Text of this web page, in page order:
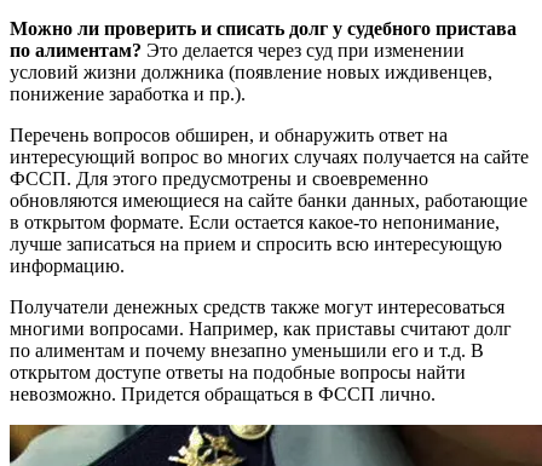
Можно ли проверить и списать долг у судебного пристава
по алиментам? Это делается через суд при изменении
условий жизни должника (появление новых иждивенцев,
понижение заработка и пр.).
Перечень вопросов обширен, и обнаружить ответ на
интересующий вопрос во многих случаях получается на сайте
ФССП. Для этого предусмотрены и своевременно
обновляются имеющиеся на сайте банки данных, работающие
в открытом формате. Если остается какое-то непонимание,
лучше записаться на прием и спросить всю интересующую
информацию.
Получатели денежных средств также могут интересоваться
многими вопросами. Например, как приставы считают долг
по алиментам и почему внезапно уменьшили его и т.д. В
открытом доступе ответы на подобные вопросы найти
невозможно. Придется обращаться в ФССП лично.